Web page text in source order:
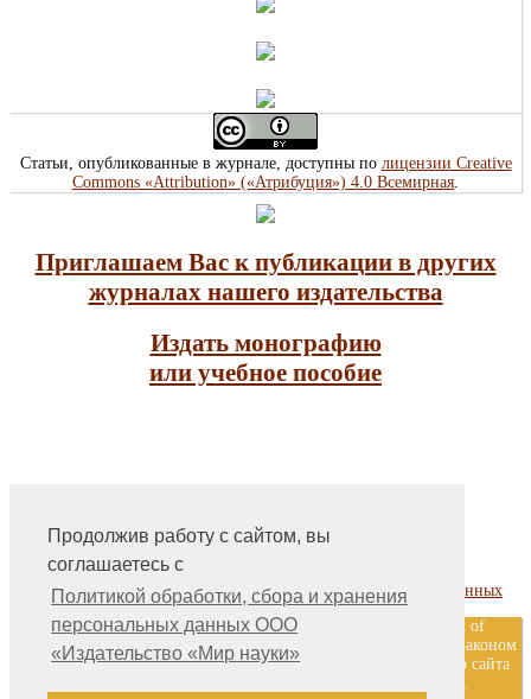
Продолжив работу с сайтом, вы
соглашаетесь с
Политикой обработки, сбора и хранения
персональных данных ООО
«Издательство «Мир науки»
Статьи, опубликованные в журнале, доступны по лицензии Creative
Commons «Attribution» («Атрибуция») 4.0 Всемирная
Приглашаем Вас к публикации в других
журналах нашего издательства
Издать монографию
или учебное пособие
Контакты, учредитель, редакция
Политика обработки, сбора и хранения персональных данных
ООО «Издательство «Мир науки» \ «Publishing company «World of
science», LLC Материалы, размещенные на сайте, охраняются Законом
о защите авторских прав. Публикация любых материалов этого сайта
запрещена без предварительного согласования с издательством.